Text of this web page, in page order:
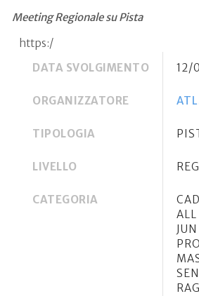
Meeting Regionale su Pista
https:/
DATA SVOLGIMENTO
12/
ORGANIZZATORE
TIPOLOGIA
LIVELLO
CATEGORIA